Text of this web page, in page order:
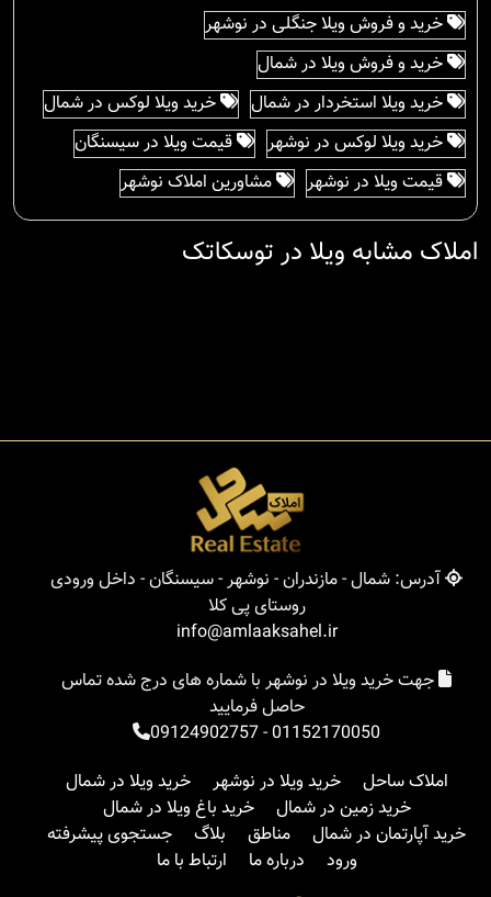
خرید و فروش ویلا جنگلی در نوشهر
خرید و فروش ویلا در شمال
خرید ویلا استخردار در شمال
خرید ویلا لوکس در شمال
خرید ویلا لوکس در نوشهر
قیمت ویلا در سیسنگان
قیمت ویلا در نوشهر
مشاورین املاک نوشهر
املاک مشابه ویلا در توسکاتک
آدرس: شمال - مازندران - نوشهر - سیسنگان - داخل ورودی
روستای پی کلا
info@amlaaksahel.ir
جهت خرید ویلا در نوشهر با شماره های درج شده تماس
حاصل فرمایید
01152170050
-
09124902757
املاک ساحل
خرید ویلا در نوشهر
خرید ویلا در شمال
خرید زمین در شمال
خرید باغ ویلا در شمال
خرید آپارتمان در شمال
مناطق بلاگ
جستجوی پیشرفته
ورود
درباره ما ارتباط با ما